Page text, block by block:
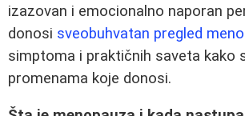
izazovan i emocionalno naporan
donosi sveobuhvatan pregled
simptoma i praktičnih saveta kako
promenama koje donosi.